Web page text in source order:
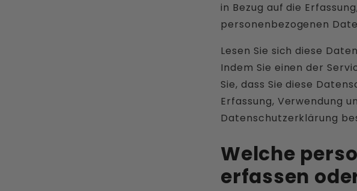
in Bezug auf die
personenbezogenen
Lesen Sie sich diese
Indem Sie einen der
Sie, dass Sie diese
Erfassung, Verwendung
Datenschutzerklärung
Welche
erfassen